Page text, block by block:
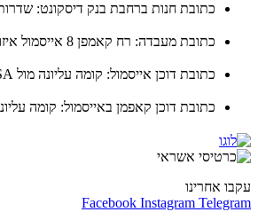
כתובת חנות ברחבת בנק דיסקונט: שדרות התמרים
כתובת מעבדה: רח קאמפן 8 אייסמול איזור המלונות, אילת
כתובת דוכן אייסמול: קומה עליונה מול ChickenUSA
כתובת דוכן קאפמן באייסמול: קומה עליונה
אחרינו
Facebook Instagram